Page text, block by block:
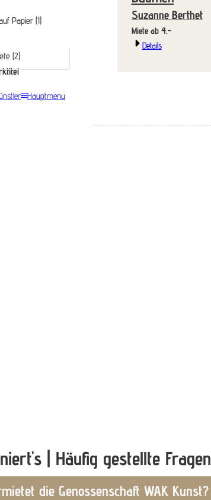
Papier (1)
(2)
Hauptmenu
Suzanne Berthet
Miete ab 4.-
Details
| Häufig gestellte Fragen
die Genossenschaft WAK Kunst?